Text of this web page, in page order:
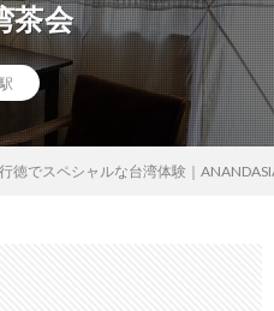
茶会
行徳でスペシャルな台湾体験｜